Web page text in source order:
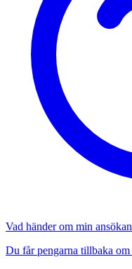
Vad händer om min
Du får pengarna tillbaka